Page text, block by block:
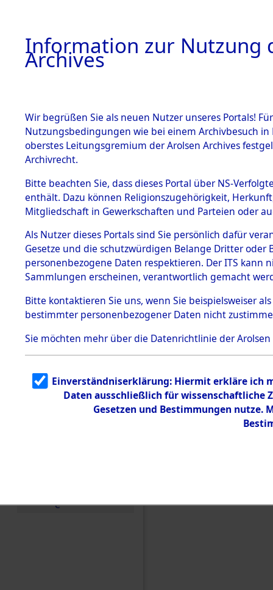
BESTÄNDE
1.
mente
5. Verschiedenes
5.3
Todesmärsche
5.3.1 Alliierte
Erhebungen
zu
Todesmärsch
en
5.3.2
g
5.3.3
Todesmärsch
e
Essen→
Information zur Nutzung
Archives
Wir begrüßen Sie als neuen Nutzer unseres Portals!
Nutzungsbedingungen wie bei einem Archivbesuch
oberstes Leitungsgremium der Arolsen Archives
Archivrecht.
Bitte beachten Sie, dass dieses Portal über NS-
enthält. Dazu können Religionszugehörigkeit,
Mitgliedschaft in Gewerkschaften und Parteien oder
Als Nutzer dieses Portals sind Sie persönlich dafür
Gesetze und die schutzwürdigen Belange Dritter
personenbezogene Daten respektieren. Der ITS
Sammlungen erscheinen, verantwortlich gemacht
Bitte kontaktieren Sie uns, wenn Sie beispielsweiser
bestimmter personenbezogener Daten nicht
Sie möchten mehr über die Datenrichtlinie der Arolsen
Einverständniserklärung: Hiermit erkläre ich
Daten ausschließlich für wissenschaftliche
Gesetzen und Bestimmungen nutze.